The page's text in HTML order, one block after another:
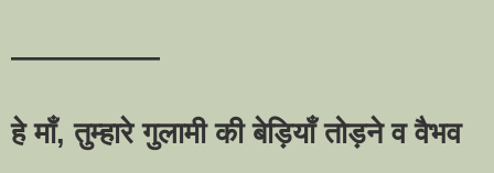
—————
हे माँ, तुम्हारे गुलामी की बेड़ियाँ तोड़ने व वैभव